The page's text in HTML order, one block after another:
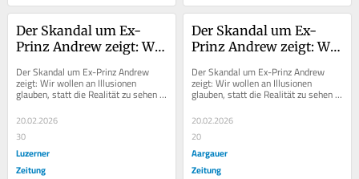
Der Skandal um Ex-
Prinz Andrew zeigt: Wir
glauben, statt die
Realität zu sehen
Der Skandal um Ex-Prinz Andrew
zeigt: Wir wollen an Illusionen
glauben, statt die Realität zu sehen
Nach der Verhaftung von Andrew...
20.02.2026
30
Luzerner
Zeitung
Der Skandal um Ex-
Prinz Andrew zeigt: Wir
glauben, statt die
Realität zu sehen
Der Skandal um Ex-Prinz Andrew
zeigt: Wir wollen an Illusionen
glauben, statt die Realität zu sehen
Nach der Verhaftung von Andrew...
20.02.2026
20
Aargauer
Zeitung